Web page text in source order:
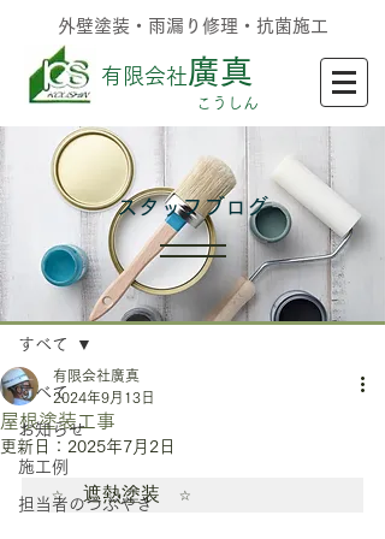
外壁塗装・雨漏り修理・抗菌施工
有限会社廣真
​こうしん
記事
すべて
お知らせ
施工例
担当者のつぶやき
すべて
屋根塗装工事
有限会社廣真
2024年9月13日
更新日： 2025年7月2日
☆　遮熱塗装　☆
​スタッフブログ